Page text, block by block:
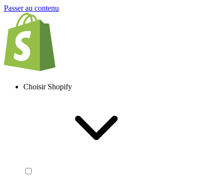
Passer au contenu
Choisir Shopify